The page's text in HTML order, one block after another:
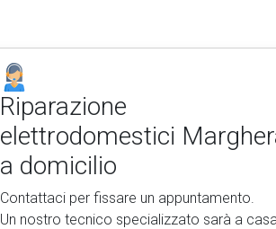
Riparazione
elettrodomestici
a domicilio
Contattaci per fissare un appuntamento.
Un nostro tecnico specializzato sarà a